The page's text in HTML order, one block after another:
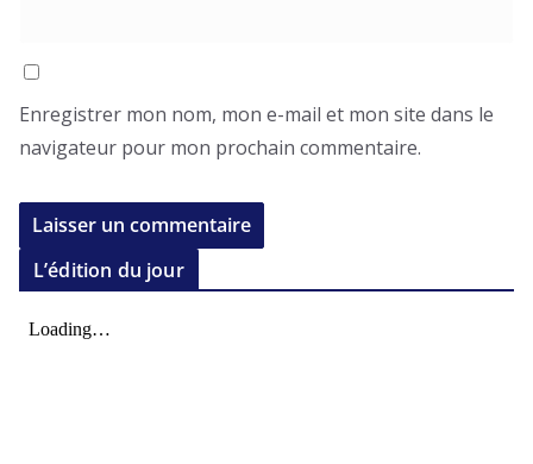
Enregistrer mon nom, mon e-mail et mon site dans le
navigateur pour mon prochain commentaire.
L’édition du jour